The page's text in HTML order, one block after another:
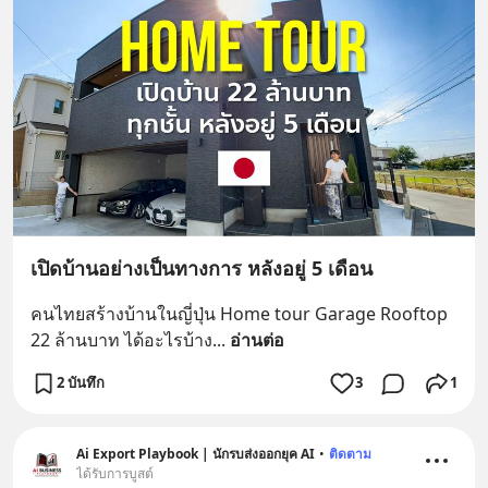
เปิดบ้านอย่างเป็นทางการ หลังอยู่ 5 เดือน
คนไทยสร้างบ้านในญี่ปุ่น Home tour Garage Rooftop
22 ล้านบาท ได้อะไรบ้าง... อ่านต่อ
2 บันทึก 3 1
Ai Export Playbook | นักรบส่งออกยุค AI • ติดตาม
ได้รับการบูสต์